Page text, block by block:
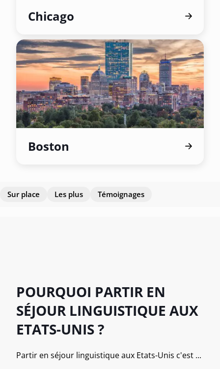
Chicago
Boston
Sur place Les plus Témoignages
POURQUOI PARTIR EN
SÉJOUR LINGUISTIQUE AUX
ETATS-UNIS ?
Partir en séjour linguistique aux Etats-Unis c'est ...